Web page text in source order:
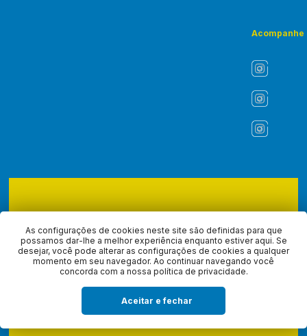
As configurações de cookies neste site são definidas para que
possamos dar-lhe a melhor experiência enquanto estiver aqui. Se
desejar, você pode alterar as configurações de cookies a qualquer
momento em seu navegador. Ao continuar navegando você
concorda com a nossa política de privacidade.
Aceitar e fechar
Acompanhe
Todos os direitos reservados, navegando no site você aceita a
nossapolítica de privacidade.
Desenvolvido com por